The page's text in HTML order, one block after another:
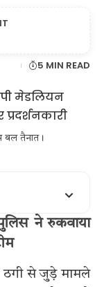
5 MIN READ
बल तैनात।
ने रुकवाया
ठगी से जुड़े मामले